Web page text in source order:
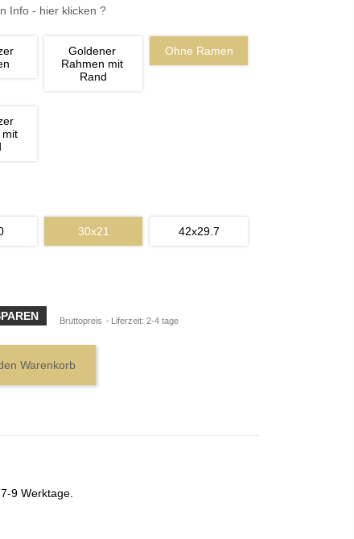
Info - hier klicken ?
Goldener
Rahmen mit
Rand
Ohne Ramen
mit
30x21 42x29.7
Bruttopreis Liferzeit: 2-4 tage
Warenkorb
9 Werktage.